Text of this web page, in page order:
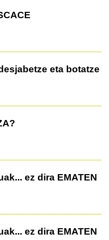
eta botatze
ez dira EMATEN
ez dira EMATEN